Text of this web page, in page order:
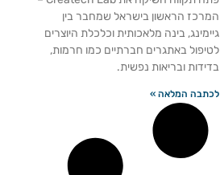
המרכז הראשון בישראל שמחבר בין
גיימינג, בינה מלאכותית וכלכלת היוצרים
לטיפול באתגרים חברתיים כמו חרמות,
בדידות ובריאות נפשית.
לכתבה המלאה »